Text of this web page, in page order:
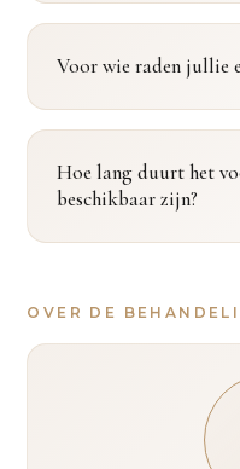
Voor wie raden jullie
Hoe lang duurt het
beschikbaar zijn?
OVER DE